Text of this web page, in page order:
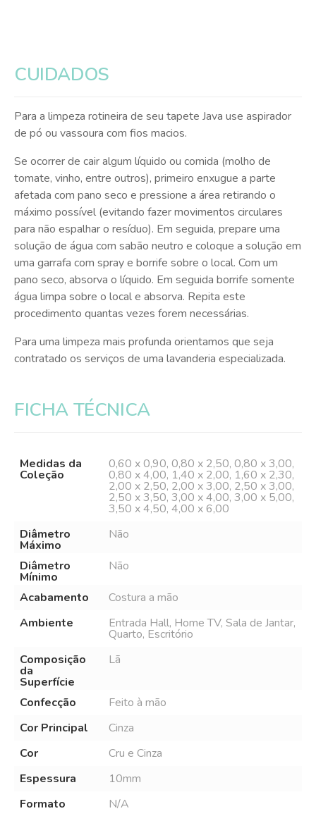
CUIDADOS
Para a limpeza rotineira de seu tapete Java use aspirador
de pó ou vassoura com fios macios.
Se ocorrer de cair algum líquido ou comida (molho de
tomate, vinho, entre outros), primeiro enxugue a parte
afetada com pano seco e pressione a área retirando o
máximo possível (evitando fazer movimentos circulares
para não espalhar o resíduo). Em seguida, prepare uma
solução de água com sabão neutro e coloque a solução em
uma garrafa com spray e borrife sobre o local. Com um
pano seco, absorva o líquido. Em seguida borrife somente
água limpa sobre o local e absorva. Repita este
procedimento quantas vezes forem necessárias.
Para uma limpeza mais profunda orientamos que seja
contratado os serviços de uma lavanderia especializada.
FICHA TÉCNICA
Medidas da
Coleção
0,60 x 0,90, 0,80 x 2,50, 0,80 x 3,00,
0,80 x 4,00, 1,40 x 2,00, 1,60 x 2,30,
2,00 x 2,50, 2,00 x 3,00, 2,50 x 3,00,
2,50 x 3,50, 3,00 x 4,00, 3,00 x 5,00,
3,50 x 4,50, 4,00 x 6,00
Diâmetro
Máximo
Não
Diâmetro
Mínimo
Não
Acabamento
Costura a mão
Ambiente
Entrada Hall, Home TV, Sala de Jantar,
Quarto, Escritório
Composição
da
Superfície
Lã
Confecção
Feito à mão
Cor Principal
Cinza
Cor
Cru e Cinza
Espessura
10mm
Formato
N/A